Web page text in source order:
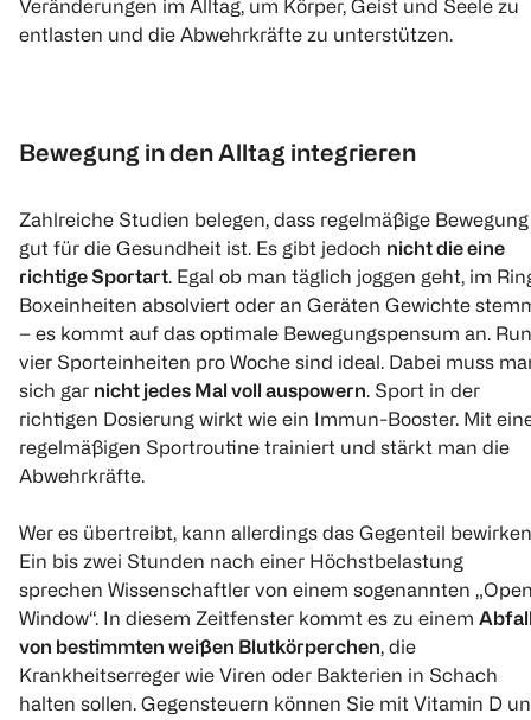
8 Stück
90 Stück
1
60 Stück
1
Quantity:
Abtei
Vitamin B12 500 +
30 Stück
€ 5,49
1
Quantity: 1
Abtei
75 Stück
€ 5,99
1
Quantity: 1
NATURE LOVE
30 ml
1
Quantity:
Veränderungen im Alltag, um Körper, Geist und Seele zu
entlasten und die Abwehrkräfte zu unterstützen.
Bewegung in den Alltag integrieren
Zahlreiche Studien belegen, dass regelmäßige Bewegung
gut für die Gesundheit ist. Es gibt jedoch nicht die eine
richtige Sportart. Egal ob man täglich joggen geht, im
Boxeinheiten absolviert oder an Geräten Gewichte
– es kommt auf das optimale Bewegungspensum an.
vier Sporteinheiten pro Woche sind ideal. Dabei muss
sich gar nicht jedes Mal voll auspowern. Sport in der
richtigen Dosierung wirkt wie ein Immun-Booster. Mit
regelmäßigen Sportroutine trainiert und stärkt man die
Abwehrkräfte.
Wer es übertreibt, kann allerdings das Gegenteil
Ein bis zwei Stunden nach einer Höchstbelastung
sprechen Wissenschaftler von einem sogenannten
Window“. In diesem Zeitfenster kommt es zu einem
von bestimmten weißen Blutkörperchen, die
Krankheitserreger wie Viren oder Bakterien in Schach
halten sollen. Gegensteuern können Sie mit Vitamin D